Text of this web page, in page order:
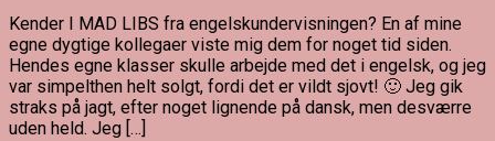
Kender I MAD LIBS fra engelskundervisningen? En af mine
egne dygtige kollegaer viste mig dem for noget tid siden.
Hendes egne klasser skulle arbejde med det i engelsk, og jeg
var simpelthen helt solgt, fordi det er vildt sjovt! 🙂 Jeg gik
straks på jagt, efter noget lignende på dansk, men desværre
uden held. Jeg […]